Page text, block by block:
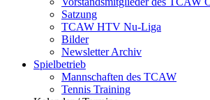
Satzung
TCAW HTV Nu-Liga
Bilder
Newsletter Archiv
Spielbetrieb
Mannschaften des TCAW
Tennis Training